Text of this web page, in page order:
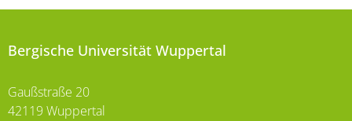
Bergische Universität Wuppertal
Gaußstraße 20
42119 Wuppertal